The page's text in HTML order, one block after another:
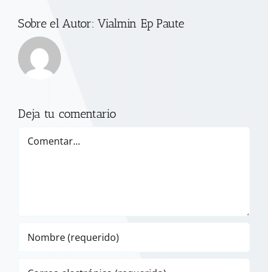
Sobre el Autor:Vialmin Ep Paute
Deja tu comentario